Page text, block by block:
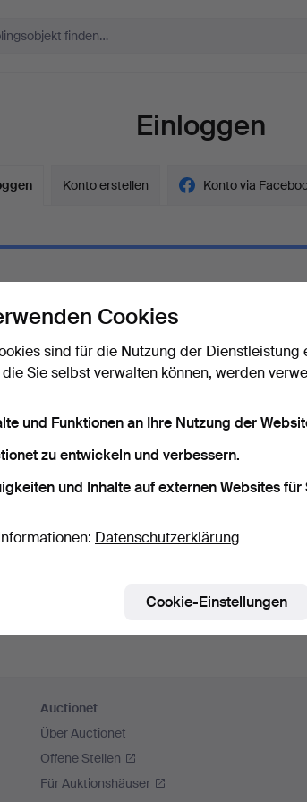
Einloggen
Konto erstellen Konto via
vergessen?
speichern
Auctionet
Über Auctionet
Offene Stellen
Für Auktionshäuser
Cookies
sind für die Nutzung der Dienstleistung
Sie selbst verwalten können, werden
und Funktionen an Ihre Nutzung der
zu entwickeln und verbessern.
und Inhalte auf externen Websites für
Datenschutzerklärung
Cookie-Einstellungen